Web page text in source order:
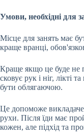
Умови, необхідні для
Місце для занять має
краще вранці,
Краще якщо це буде не
сковує рук і ніг, лікті
бути облягаючою.
Це допоможе
рухи. Після їди має
кожен, але підхід та